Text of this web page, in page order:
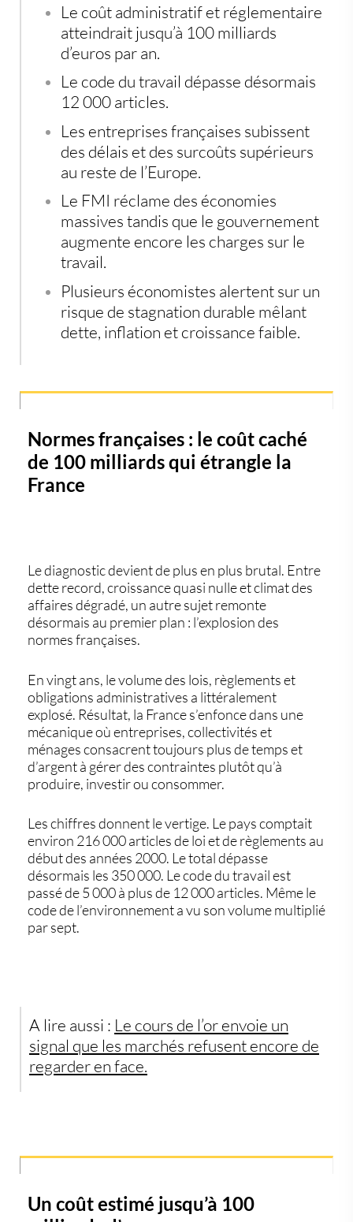
Le coût administratif et réglementaire
atteindrait jusqu’à 100 milliards
d’euros par an.
Le code du travail dépasse désormais
12 000 articles.
Les entreprises françaises subissent
des délais et des surcoûts supérieurs
au reste de l’Europe.
Le FMI réclame des économies
massives tandis que le gouvernement
augmente encore les charges sur le
travail.
Plusieurs économistes alertent sur un
risque de stagnation durable mêlant
dette, inflation et croissance faible.
Normes françaises : le coût caché
de 100 milliards qui étrangle la
France
Le diagnostic devient de plus en plus brutal. Entre
dette record, croissance quasi nulle et climat des
affaires dégradé, un autre sujet remonte
désormais au premier plan : l’explosion des
normes françaises.
En vingt ans, le volume des lois, règlements et
obligations administratives a littéralement
explosé. Résultat, la France s’enfonce dans une
mécanique où entreprises, collectivités et
ménages consacrent toujours plus de temps et
d’argent à gérer des contraintes plutôt qu’à
produire, investir ou consommer.
Les chiffres donnent le vertige. Le pays comptait
environ 216 000 articles de loi et de règlements au
début des années 2000. Le total dépasse
désormais les 350 000. Le code du travail est
passé de 5 000 à plus de 12 000 articles. Même le
code de l’environnement a vu son volume multiplié
par sept.
A lire aussi : Le cours de l’or envoie un
signal que les marchés refusent encore de
regarder en face.
Un coût estimé jusqu’à 100